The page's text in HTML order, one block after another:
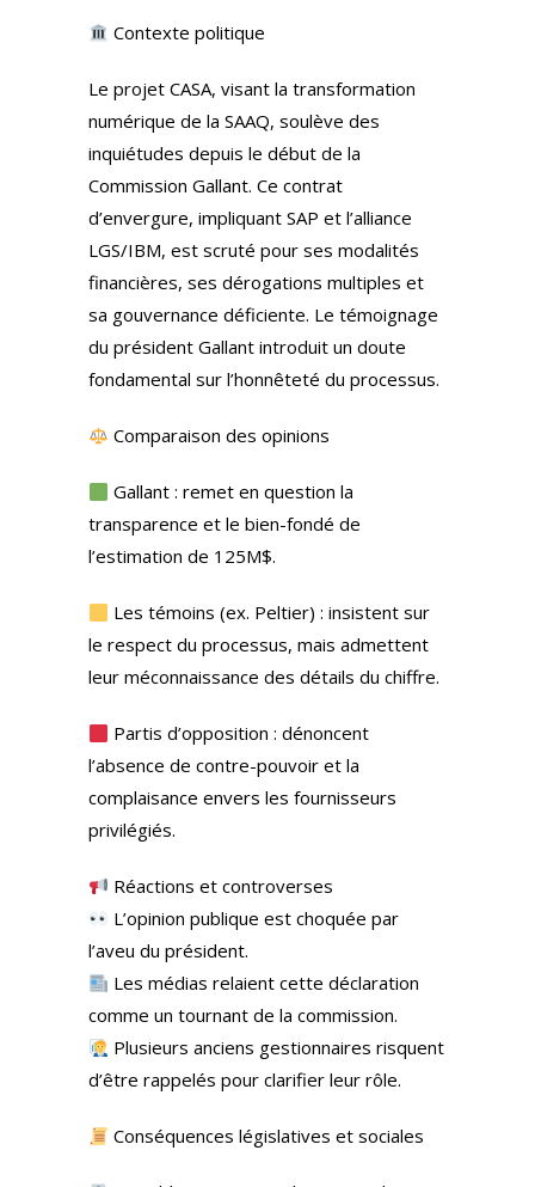
Contexte politique
Le projet CASA, visant la transformation
numérique de la SAAQ, soulève des
inquiétudes depuis le début de la
Commission Gallant. Ce contrat
d’envergure, impliquant SAP et l’alliance
LGS/IBM, est scruté pour ses modalités
financières, ses dérogations multiples et
sa gouvernance déficiente. Le témoignage
du président Gallant introduit un doute
fondamental sur l’honnêteté du processus.
Comparaison des opinions
Gallant : remet en question la
transparence et le bien-fondé de
l’estimation de 125M$.
Les témoins (ex. Peltier) : insistent sur
le respect du processus, mais admettent
leur méconnaissance des détails du chiffre.
Partis d’opposition : dénoncent
l’absence de contre-pouvoir et la
complaisance envers les fournisseurs
privilégiés.
Réactions et controverses
L’opinion publique est choquée par
l’aveu du président.
Les médias relaient cette déclaration
comme un tournant de la commission.
Plusieurs anciens gestionnaires risquent
d’être rappelés pour clarifier leur rôle.
Conséquences législatives et sociales